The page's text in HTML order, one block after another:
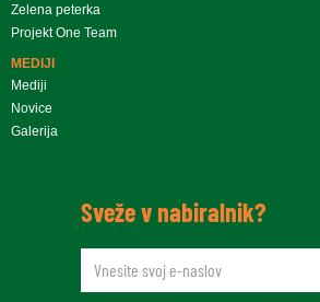
Zelena peterka
Projekt One Team
MEDIJI
Mediji
Novice
Galerija
Sveže v nabiralnik?
newsletteremail